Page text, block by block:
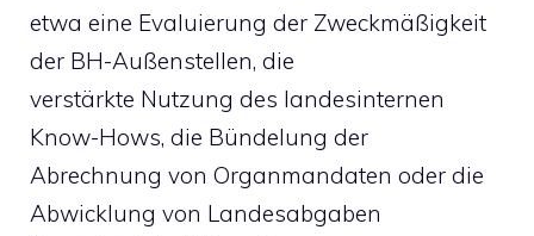
etwa eine Evaluierung der Zweckmäßigkeit
der BH-Außenstellen, die
verstärkte Nutzung des landesinternen
Know-Hows, die Bündelung der
Abrechnung von Organmandaten oder die
Abwicklung von Landesabgaben